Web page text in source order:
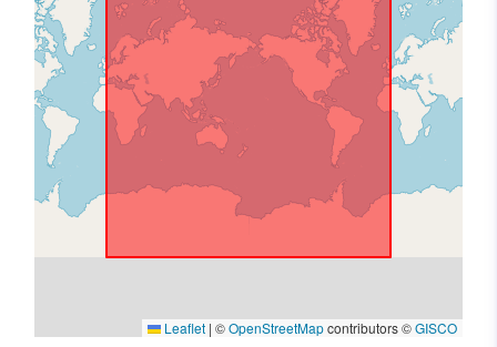
Leaflet | ©OpenStreetMapcontributors ©GISCO